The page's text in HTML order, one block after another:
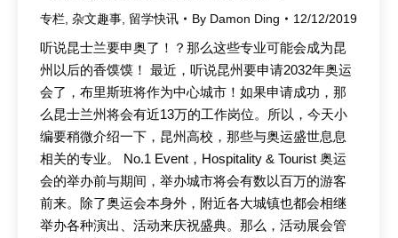
专栏 杂文趣事 留学快讯 By Damon Ding 12/12/2019
听说昆士兰要申奥了！？那么这些专业可能会成为昆
州以后的香馍馍！ 最近，听说昆州要申请2032年奥运
会了，布里斯班将作为中心城市！如果申请成功，那
么昆士兰州将会有近13万的工作岗位。所以，今天小
编要稍微介绍一下，昆州高校，那些与奥运盛世息息
相关的专业。 No.1 Event，Hospitality & Tourist 奥运
会的举办前与期间，举办城市将会有数以百万的游客
前来。除了奥运会本身外，附近各大城镇也都会相继
举办各种演出、活动来庆祝盛典。那么，活动展会管